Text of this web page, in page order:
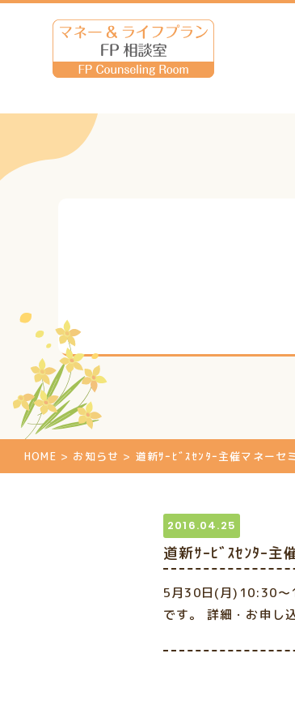
HOME > お知らせ > 道新ｻｰﾋﾞｽｾﾝﾀｰ主催マネーセ
2016.04.25
道新ｻｰﾋﾞｽｾﾝﾀｰ主
5月30日(月)10:30～
です。 詳細・お申し